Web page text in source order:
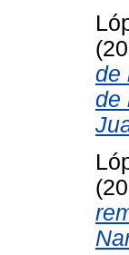
de
de